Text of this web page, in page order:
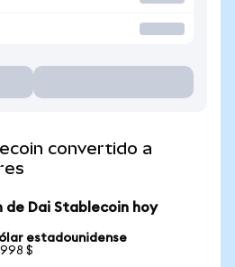
convertido a
de Dai Stablecoin hoy
estadounidense
$